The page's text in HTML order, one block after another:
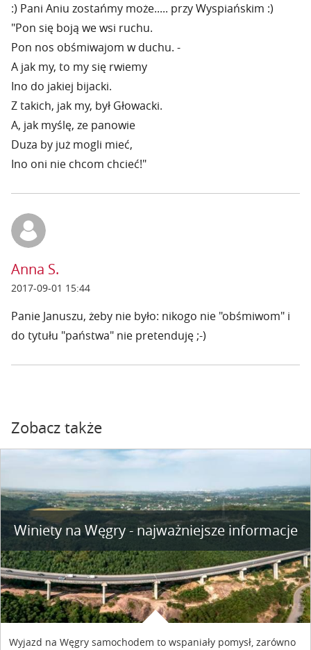
:) Pani Aniu zostańmy może..... przy Wyspiańskim :)
"Pon się boją we wsi ruchu.
Pon nos obśmiwajom w duchu. -
A jak my, to my się rwiemy
Ino do jakiej bijacki.
Z takich, jak my, był Głowacki.
A, jak myślę, ze panowie
Duza by już mogli mieć,
Ino oni nie chcom chcieć!"
Anna S.
2017-09-01 15:44
Panie Januszu, żeby nie było: nikogo nie "obśmiwom" i
do tytułu "państwa" nie pretenduję ;-)
Zobacz także
Winiety na Węgry - najważniejsze informacje
Wyjazd na Węgry samochodem to wspaniały pomysł, zarówno